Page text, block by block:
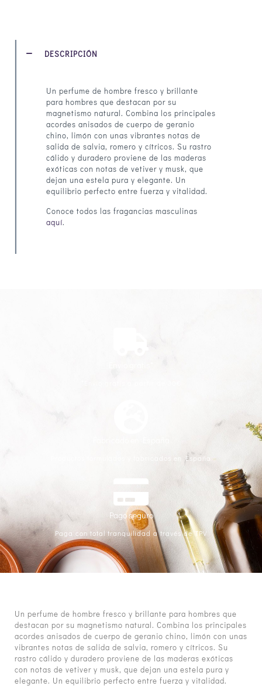
DESCRIPCIÓN
Un perfume de hombre fresco y brillante
para hombres que destacan por su
magnetismo natural. Combina los principales
acordes anisados de cuerpo de geranio
chino, limón con unas vibrantes notas de
salida de salvia, romero y cítricos. Su rastro
cálido y duradero proviene de las maderas
exóticas con notas de vetiver y musk, que
dejan una estela pura y elegante. Un
equilibrio perfecto entre fuerza y vitalidad.
Conoce todos las fragancias masculinas
aquí.
Productos formulados y fabricados en España
Pago seguro
Paga con total tranquilidad a través de TPV
Un perfume de hombre fresco y brillante para hombres que
destacan por su magnetismo natural. Combina los principales
acordes anisados de cuerpo de geranio chino, limón con unas
vibrantes notas de salida de salvia, romero y cítricos. Su
rastro cálido y duradero proviene de las maderas exóticas
con notas de vetiver y musk, que dejan una estela pura y
elegante. Un equilibrio perfecto entre fuerza y vitalidad.